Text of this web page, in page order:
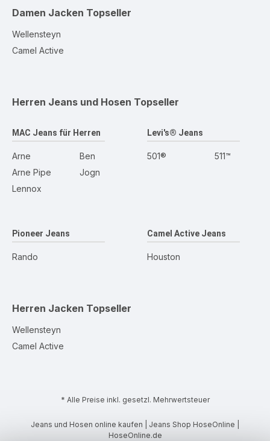
Damen Jacken Topseller
Wellensteyn
Camel Active
Herren Jeans und Hosen Topseller
MAC Jeans für Herren
Arne
Arne Pipe
Lennox
Ben
Jogn
Levi's® Jeans
501® 511™
Pioneer Jeans
Rando
Camel Active Jeans
Houston
Herren Jacken Topseller
Wellensteyn
Camel Active
* Alle Preise inkl. gesetzl. Mehrwertsteuer
Jeans und Hosen online kaufen | Jeans Shop HoseOnline |
HoseOnline.de